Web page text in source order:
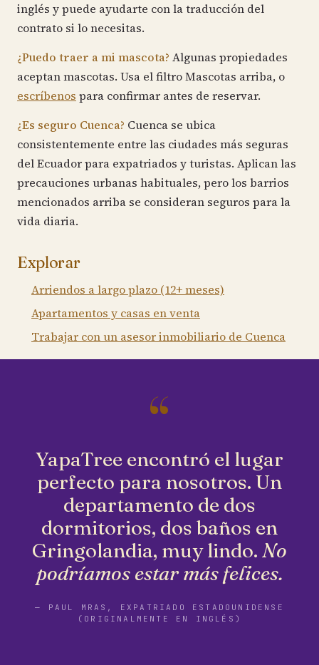
inglés y puede ayudarte con la traducción del
contrato si lo necesitas.
¿Puedo traer a mi mascota? Algunas propiedades
aceptan mascotas. Usa el filtro Mascotas arriba, o
escríbenos para confirmar antes de reservar.
¿Es seguro Cuenca? Cuenca se ubica
consistentemente entre las ciudades más seguras
del Ecuador para expatriados y turistas. Aplican las
precauciones urbanas habituales, pero los barrios
mencionados arriba se consideran seguros para la
vida diaria.
Explorar
Arriendos a largo plazo (12+ meses)
Apartamentos y casas en venta
Trabajar con un asesor inmobiliario de Cuenca
“
YapaTree encontró el lugar
perfecto para nosotros. Un
departamento de dos
dormitorios, dos baños en
Gringolandia, muy lindo. No
podríamos estar más felices.
— PAUL MRAS, EXPATRIADO ESTADOUNIDENSE
(ORIGINALMENTE EN INGLÉS)